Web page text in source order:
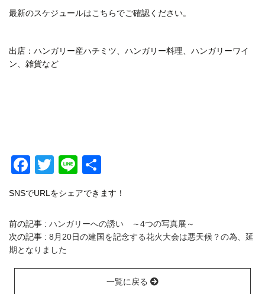
最新のスケジュールはこちらでご確認ください。
出店：ハンガリー産ハチミツ、ハンガリー料理、ハンガリーワイ
ン、雑貨など
Facebook
Twitter
Line
SNSでURLをシェアできます！
前の記事 : ハンガリーへの誘い ～4つの写真展～
次の記事 : 8月20日の建国を記念する花火大会は悪天候？の為、延
期となりました
一覧に戻る